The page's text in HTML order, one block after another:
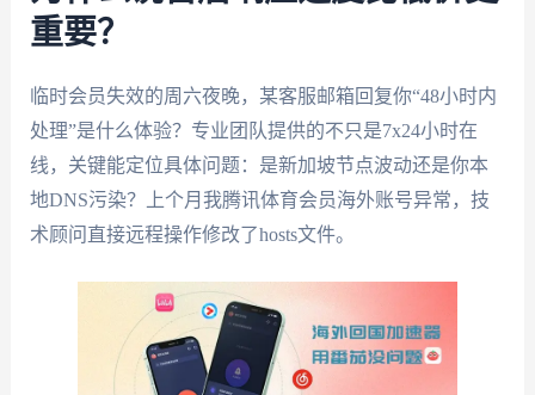
重要？
临时会员失效的周六夜晚，某客服邮箱回复你“48小时内
处理”是什么体验？专业团队提供的不只是7x24小时在
线，关键能定位具体问题：是新加坡节点波动还是你本
地DNS污染？上个月我腾讯体育会员海外账号异常，技
术顾问直接远程操作修改了hosts文件。